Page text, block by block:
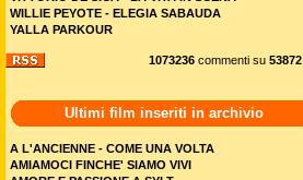
WILLIE PEYOTE - ELEGIA SABAUDA
YALLA PARKOUR
1073236 commenti su 53872
Ultimi film inseriti in archivio
A L'ANCIENNE - COME UNA VOLTA
AMIAMOCI FINCHE' SIAMO VIVI